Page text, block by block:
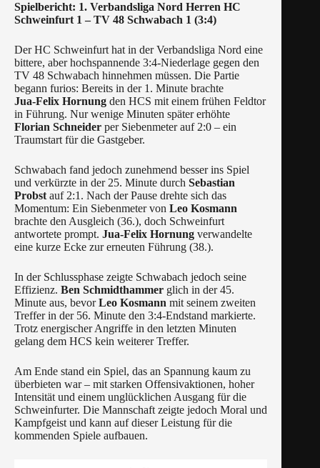
Spielbericht: 1. Verbandsliga Nord Herren HC
Schweinfurt 1 – TV 48 Schwabach 1 (3:4)
Der HC Schweinfurt hat in der Verbandsliga Nord eine
bittere, aber hochspannende 3:4‑Niederlage gegen den
TV 48 Schwabach hinnehmen müssen. Die Partie
begann furios: Bereits in der 1. Minute brachte
Jua‑Felix Hornung den HCS mit einem frühen Feldtor
in Führung. Nur wenige Minuten später erhöhte
Florian Schneider per Siebenmeter auf 2:0 – ein
Traumstart für die Gastgeber.
Schwabach fand jedoch zunehmend besser ins Spiel
und verkürzte in der 25. Minute durch Sebastian
Probst auf 2:1. Nach der Pause drehte sich das
Momentum: Ein Siebenmeter von Leo Kosmann
brachte den Ausgleich (36.), doch Schweinfurt
antwortete prompt. Jua‑Felix Hornung verwandelte
eine kurze Ecke zur erneuten Führung (38.).
In der Schlussphase zeigte Schwabach jedoch seine
Effizienz. Ben Schmidthammer glich in der 45.
Minute aus, bevorLeo Kosmann mit seinem zweiten
Treffer in der 56. Minute den 3:4‑Endstand markierte.
Trotz energischer Angriffe in den letzten Minuten
gelang dem HCS kein weiterer Treffer.
Am Ende stand ein Spiel, das an Spannung kaum zu
überbieten war – mit starken Offensivaktionen, hoher
Intensität und einem unglücklichen Ausgang für die
Schweinfurter. Die Mannschaft zeigte jedoch Moral und
Kampfgeist und kann auf dieser Leistung für die
kommenden Spiele aufbauen.